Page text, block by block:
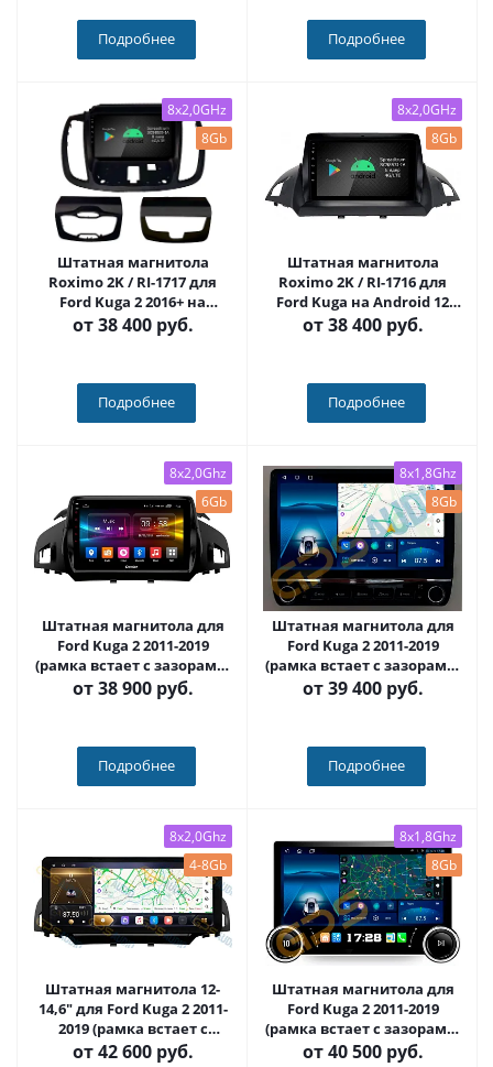
Подробнее Подробнее
8x2,0GHz
8Gb
Штатная магнитола
Roximo 2K / RI-1717 для
Ford Kuga 2 2016+ на
Android 12 (8/128Gb)
от38 400 руб.
Подробнее
8x2,0GHz
8Gb
Штатная магнитола
Roximo 2K / RI-1716 для
Ford Kuga на Android 12
(8/128Gb)
от38 400 руб.
Подробнее
8x2,0Ghz
6Gb
Штатная магнитола для
Ford Kuga 2 2011-2019
(рамка встает с зазорами)
на Android 10, DSP, HDMI,
Интерьерная подсветка -
от38 900 руб.
Подробнее
8x1,8Ghz
8Gb
Штатная магнитола для
Ford Kuga 2 2011-2019
(рамка встает с зазорами)
на Android 12, с кнопками
(серые или черные) QLED -
KN(BN)
от39 400 руб.
Подробнее
8x2,0Ghz
4-8Gb
Штатная магнитола 12-
14,6" для Ford Kuga 2 2011-
2019 (рамка встает с
зазорами) (стиль LUX ONE)
от42 600 руб.
8x1,8Ghz
8Gb
Штатная магнитола для
Ford Kuga 2 2011-2019
(рамка встает с зазорами)
на Android 12, с
от40 500 руб.